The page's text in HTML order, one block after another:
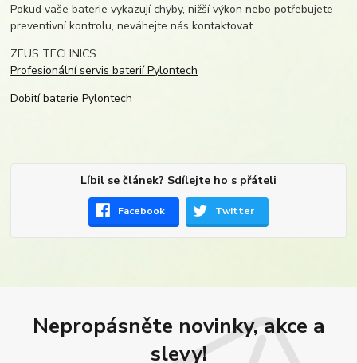
Pokud vaše baterie vykazují chyby, nižší výkon nebo potřebujete
preventivní kontrolu, neváhejte nás kontaktovat.
ZEUS TECHNICS
Profesionální servis baterií Pylontech
Dobití baterie Pylontech
Líbil se článek? Sdílejte ho s přáteli
Facebook Twitter
Nepropásněte novinky, akce a
slevy!